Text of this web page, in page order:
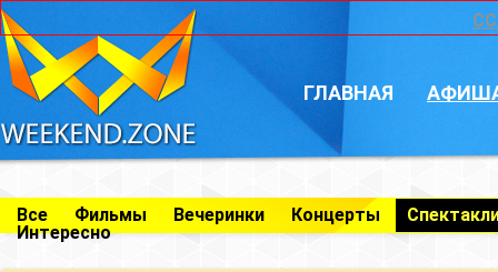
ГЛАВНАЯ
Все Фильмы Вечеринки Концерты
Интересно